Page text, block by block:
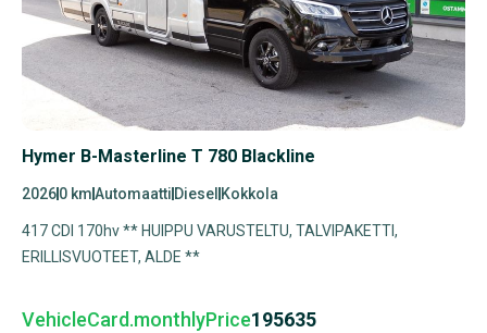
Hymer B-Masterline T 780 Blackline
20260 kmAutomaatti Diesel Kokkola
417 CDI 170hv ** HUIPPU VARUSTELTU, TALVIPAKETTI,
ERILLISVUOTEET, ALDE **
VehicleCard.monthlyPrice195635